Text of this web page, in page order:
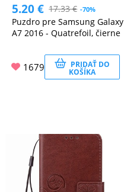
5.20€ 17.33€ -70%
Puzdro pre Samsung Galaxy
A7 2016 - Quatrefoil, čierne
1679 PRIDAŤ DO
KOŠÍKA